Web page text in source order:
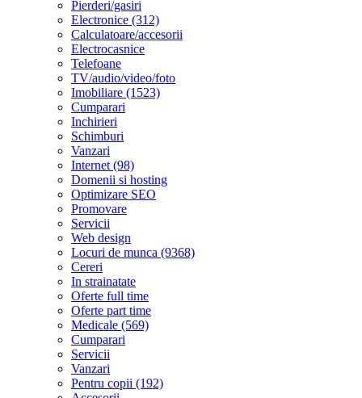
Pierderi/gasiri
Electronice (312)
Calculatoare/accesorii
Electrocasnice
Telefoane
TV/audio/video/foto
Imobiliare (1523)
Cumparari
Inchirieri
Schimburi
Vanzari
Internet (98)
Domenii si hosting
Optimizare SEO
Promovare
Servicii
Web design
Locuri de munca (9368)
Cereri
In strainatate
Oferte full time
Oferte part time
Medicale (569)
Cumparari
Servicii
Vanzari
Pentru copii (192)